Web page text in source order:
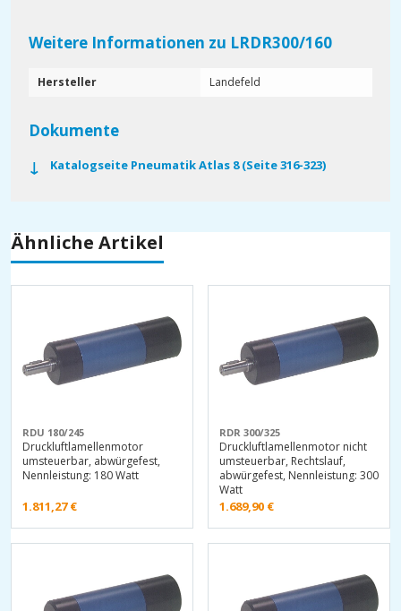
Weitere Informationen zu LRDR300/160
Hersteller Landefeld
Dokumente
Katalogseite Pneumatik Atlas 8 (Seite 316-323)
Ähnliche Artikel
RDU 180/245
Druckluftlamellenmotor
umsteuerbar, abwürgefest,
Nennleistung: 180 Watt
1.811,27€
RDR 300/325
Druckluftlamellenmotor nicht
umsteuerbar, Rechtslauf,
abwürgefest, Nennleistung: 300
Watt
1.689,90 €